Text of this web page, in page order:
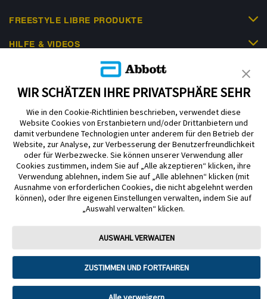
FREESTYLE LIBRE PRODUKTE
HILFE & VIDEOS
Impressum Nutzungsbedingungen
Datenschutzerklärung
Cookie Richtlinie
Barrierefreiheitserklärung
Mitteilung zur Datenverordnung
Cookie-Präferenzen
Copyright © 2026 Abbott. Alle Rechte vorbehalten. Libre, das
Schmetterlingslogo, die Form und das Erscheinungsbild des Sensors, die
ausgewählten Ländern.
WIR SCHÄTZEN IHRE PRIVATSPHÄRE SEHR
Wie in den Cookie-Richtlinien beschrieben, verwendet diese
Website Cookies von Erstanbietern und/oder Drittanbietern und
damit verbundene Technologien unter anderem für den Betrieb der
Website, zur Analyse, zur Verbesserung der Benutzerfreundlichkeit
oder für Werbezwecke. Sie können unserer Verwendung aller
Cookies zustimmen, indem Sie auf „Alle akzeptieren“ klicken, ihre
Verwendung ablehnen, indem Sie auf „Alle ablehnen“ klicken (mit
Ausnahme von erforderlichen Cookies, die nicht abgelehnt werden
können), oder Ihre eigenen Einstellungen verwalten, indem Sie auf
„Auswahl verwalten“ klicken.
AUSWAHL VERWALTEN
ZUSTIMMEN UND FORTFAHREN